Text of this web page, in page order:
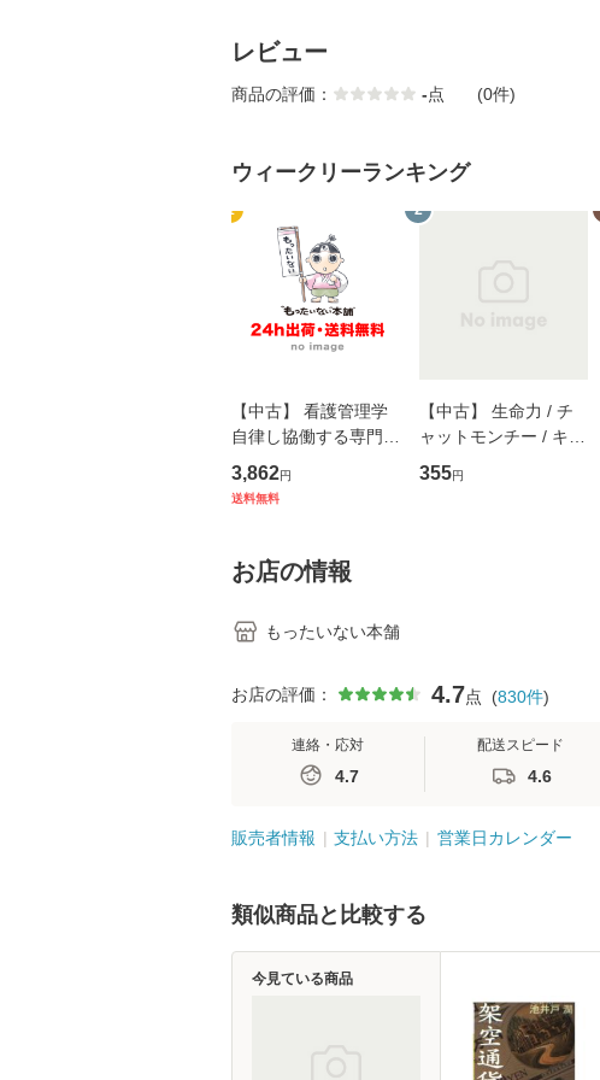
レビュー
商品の評価： -点 (0件)
ウィークリーランキング
1
【中古】 看護管理学
自律し協働する専門職
の看護マネジメントス
キル 改訂第3版 (看護
堂 [単行
3,862円
送料無料
2
【中古】 生命力 / チ
ャットモンチー / キュ
ーンレコード [CD]
【メール便送料無料】
355円
お店の情報
もったいない本舗
お店の評価： 4.7点 (830件)
連絡・応対
4.7
配送スピード
4.6
販売者情報 支払い方法 営業日カレンダー
類似商品と比較する
今見ている商品